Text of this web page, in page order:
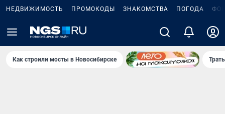
НЕДВИЖИМОСТЬ ПРОМОКОДЫ ЗНАКОМСТВА ПОГОДА
Как строили мосты в Новосибирске